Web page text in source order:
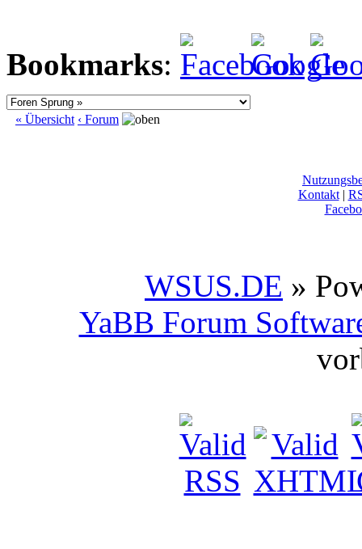
Bookmarks:
« Übersicht ‹ Forum
Kontakt|
WSUS.DE »
YaBB Forum